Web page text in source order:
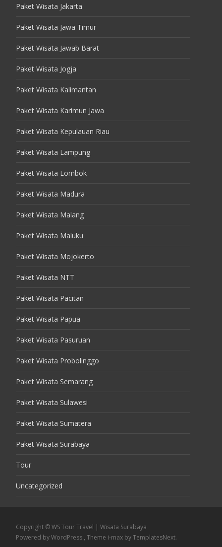
Paket Wisata Jakarta
Paket Wisata Jawa Timur
Paket Wisata Jawab Barat
Paket Wisata Jogja
Paket Wisata Kalimantan
Paket Wisata Karimun Jawa
Paket Wisata Kepulauan Riau
Paket Wisata Lampung
Paket Wisata Lombok
Paket Wisata Madura
Paket Wisata Malang
Paket Wisata Maluku
Paket Wisata Mojokerto
Paket Wisata NTT
Paket Wisata Pacitan
Paket Wisata Papua
Paket Wisata Pasuruan
Paket Wisata Probolinggo
Paket Wisata Semarang
Paket Wisata Sulawesi
Paket Wisata Sumatera
Paket Wisata Surabaya
Tour
Uncategorized
Copyright © WS Tour Travel | Wisata Surabaya
Powered by WordPress , Theme i-max by TemplatesNext.